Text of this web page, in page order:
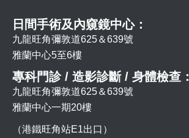
日間手術及內窺鏡中心：
九龍旺角彌敦道625＆639號
雅蘭中心5至6樓
專科門診 / 造影診斷 / 身體檢查：
九龍旺角彌敦道625＆639號
雅蘭中心一期20樓
（港鐵旺角站E1出口）